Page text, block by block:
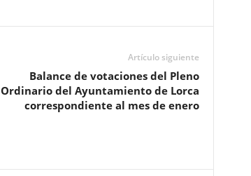
Artículo siguiente
Balance de votaciones del Pleno
Ordinario del Ayuntamiento de Lorca
correspondiente al mes de enero